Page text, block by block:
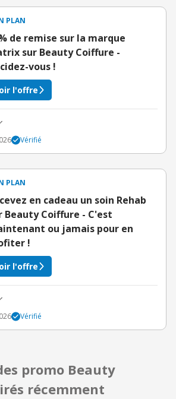
PLAN
de remise sur la marque
sur Beauty Coiffure -
vous !
l'offre
Vérifié
PLAN
en cadeau un soin Rehab
Beauty Coiffure - C'est
ou jamais pour en
!
l'offre
Vérifié
promo Beauty
récemment